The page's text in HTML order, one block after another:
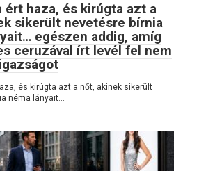
ért haza, és kirúgta azt a
sikerült nevetésre bírnia
egészen addig, amíg
ceruzával írt levél fel nem
és kirúgta azt a nőt, akinek sikerült
néma lányait…